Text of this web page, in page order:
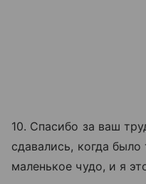
10. Спасибо за ваш
сдавались, когда
маленькое чудо, и я